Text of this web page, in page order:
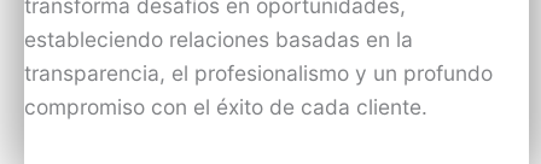
transforma desafíos en oportunidades,
estableciendo relaciones basadas en la
transparencia, el profesionalismo y un profundo
compromiso con el éxito de cada cliente.